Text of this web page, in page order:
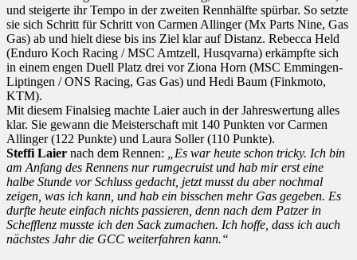
und steigerte ihr Tempo in der zweiten Rennhälfte spürbar. So setzte
sie sich Schritt für Schritt von Carmen Allinger (Mx Parts Nine, Gas
Gas) ab und hielt diese bis ins Ziel klar auf Distanz. Rebecca Held
(Enduro Koch Racing / MSC Amtzell, Husqvarna) erkämpfte sich
in einem engen Duell Platz drei vor Ziona Horn (MSC Emmingen-
Liptingen / ONS Racing, Gas Gas) und Hedi Baum (Finkmoto,
KTM).
Mit diesem Finalsieg machte Laier auch in der Jahreswertung alles
klar. Sie gewann die Meisterschaft mit 140 Punkten vor Carmen
Allinger (122 Punkte) und Laura Soller (110 Punkte).
Steffi Laier nach dem Rennen:
„Es war heute schon tricky. Ich bin
am Anfang des Rennens nur rumgecruist und hab mir erst eine
halbe Stunde vor Schluss gedacht, jetzt musst du aber nochmal
zeigen, was ich kann, und hab ein bisschen mehr Gas gegeben. Es
durfte heute einfach nichts passieren, denn nach dem Patzer in
Schefflenz musste ich den Sack zumachen. Ich hoffe, dass ich auch
nächstes Jahr die GCC weiterfahren kann.“